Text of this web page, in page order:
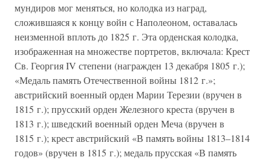
мундиров мог меняться, но колодка из наград,
сложившаяся к концу войн с Наполеоном, оставалась
неизменной вплоть до 1825 г. Эта орденская колодка,
изображенная на множестве портретов, включала: Крест
Св. Георгия IV степени (награжден 13 декабря 1805 г.);
«Медаль память Отечественной войны 1812 г.»;
австрийский военный орден Марии Терезии (вручен в
1815 г.); прусский орден Железного креста (вручен в
1813 г.); шведский военный орден Меча (вручен в
1815 г.); крест австрийский «В память войны 1813–1814
годов» (вручен в 1815 г.); медаль прусская «В память